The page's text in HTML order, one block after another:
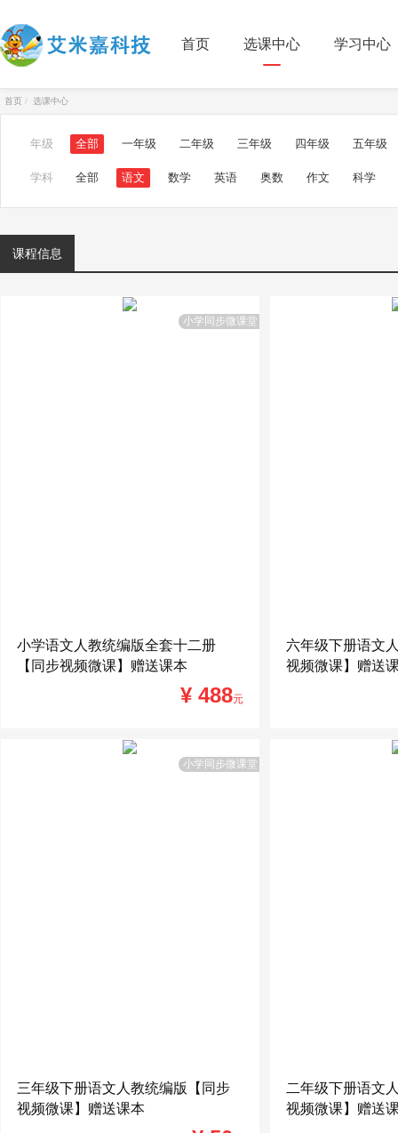
首页 选课中心 学习中心
首页 选课中心
年级 全部 一年级 二年级 三年级 四年级 五年级
学科 全部 语文 数学 英语 奥数 作文 科学
课程信息
小学同步微课堂
小学语文人教统编版全套十二册
【同步视频微课】赠送课本
¥ 488元
六年级下册语文
视频微课】赠送
小学同步微课堂
三年级下册语文人教统编版【同步
视频微课】赠送课本
二年级下册语文
视频微课】赠送